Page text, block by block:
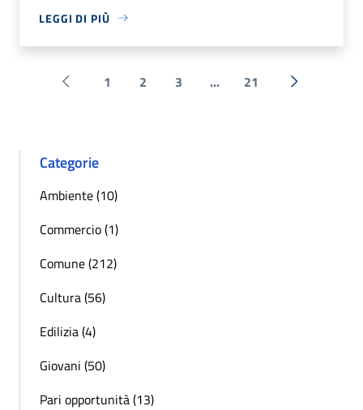
LEGGI DI PIÙ
Pagina precedente
1 2 3 ... 21 Successiva
Categorie
Ambiente (10)
Commercio (1)
Comune (212)
Cultura (56)
Edilizia (4)
Giovani (50)
Pari opportunità (13)